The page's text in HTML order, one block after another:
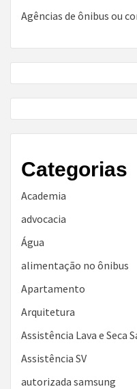
Agências de ônibus ou
Categorias
Academia
advocacia
Água
alimentação no ônibus
Apartamento
Arquitetura
Assistência Lava e Seca
Assistência SV
autorizada samsung